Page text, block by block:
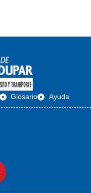
Glosario Ayuda